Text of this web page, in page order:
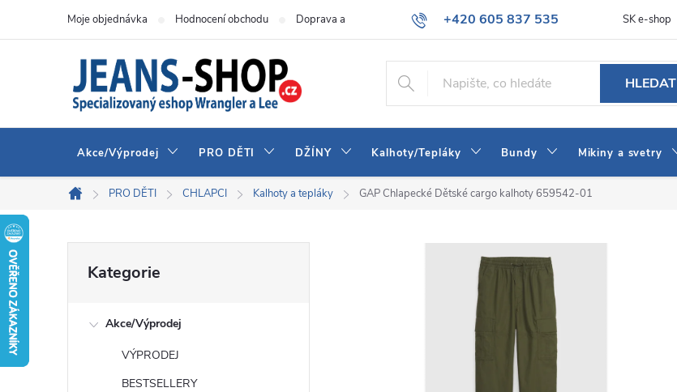
+420 605 837 535
info@jeans-shop.cz
Moje objednávka Hodnocení obchodu Doprava a platba Obchodní podmínky Naše prodejna Blog
SK e-shop
HLEDAT
Akce/Výprodej PRO DĚTI DŽÍNY Kalhoty/Tepláky Bundy Mikiny a svetry
Domů
PRO DĚTI CHLAPCI Kalhoty a tepláky GAP Chlapecké Dětské cargo kalhoty 659542-01
kategorie
Kategorie
Akce/Výprodej
VÝPRODEJ
BESTSELLERY